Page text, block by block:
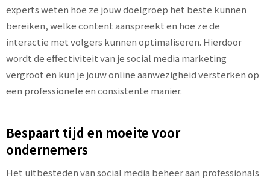
experts weten hoe ze jouw doelgroep het beste kunnen
bereiken, welke content aanspreekt en hoe ze de
interactie met volgers kunnen optimaliseren. Hierdoor
wordt de effectiviteit van je social media marketing
vergroot en kun je jouw online aanwezigheid versterken op
een professionele en consistente manier.
Bespaart tijd en moeite voor
ondernemers
Het uitbesteden van social media beheer aan professionals